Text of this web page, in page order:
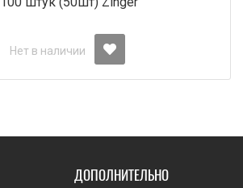
Нет в наличии
ДОПОЛНИТЕЛЬНО